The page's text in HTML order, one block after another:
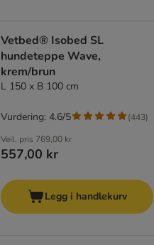
Vetbed® Isobed SL
hundeteppe Wave,
krem/brun
L 150 x B 100 cm
Veil. pris 769,00 kr
557,00 kr
Vurdering: 4.6/5 (443)
Legg i handlekurv